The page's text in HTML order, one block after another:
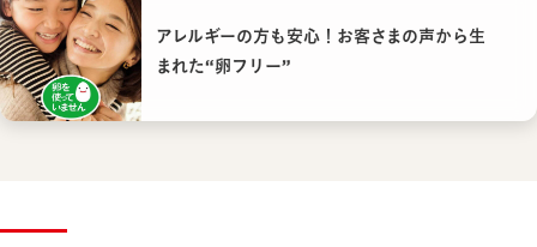
アレルギーの方も安心！お客さまの声から生
まれた“卵フリー”